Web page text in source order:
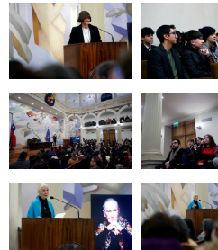
Zoom
Zoom Zoom
Zoom Zoom